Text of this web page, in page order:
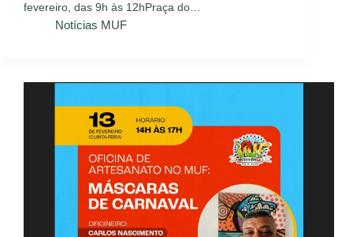
fevereiro, das 9h às 12hPraça do…
Notícias MUF